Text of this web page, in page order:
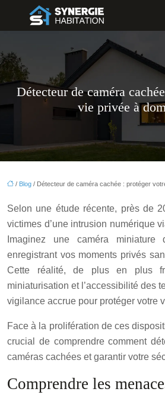
Détecteur de caméra
vie privée à
/ Blog / Détecteur de caméra cachée : protéger
Selon une étude récente, près de
victimes d’une intrusion numérique
Imaginez une caméra miniature
enregistrant vos moments privés
Cette réalité, de plus en plus
miniaturisation et l’accessibilité des
vigilance accrue pour protéger votre
Face à la prolifération de ces
crucial de comprendre comment
caméras cachées et garantir votre
Comprendre les